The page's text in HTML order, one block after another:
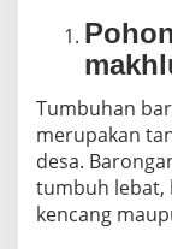
Tumbuhan
merupakan
desa.
tumbuh lebat,
kencang